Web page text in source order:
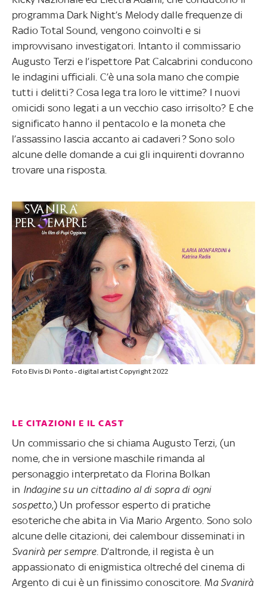
programma Dark Night’s Melody dalle frequenze di
Radio Total Sound, vengono coinvolti e si
improvvisano investigatori. Intanto il commissario
Augusto Terzi e l’ispettore Pat Calcabrini conducono
le indagini ufficiali. C’è una sola mano che compie
tutti i delitti? Cosa lega tra loro le vittime? I nuovi
omicidi sono legati a un vecchio caso irrisolto? E che
significato hanno il pentacolo e la moneta che
l’assassino lascia accanto ai cadaveri? Sono solo
alcune delle domande a cui gli inquirenti dovranno
trovare una risposta.
Foto Elvis Di Ponto - digital artist Copyright 2022
LE CITAZIONI E IL CAST
Un commissario che si chiama Augusto Terzi, (un
nome, che in versione maschile rimanda al
personaggio interpretato da Florina Bolkan
in Indagine su un cittadino al di sopra di ogni
sospetto,) Un professor esperto di pratiche
esoteriche che abita in Via Mario Argento. Sono solo
alcune delle citazioni, dei calembour disseminati in
Svanirà per sempre. D’altronde, il regista è un
appassionato di enigmistica oltreché del cinema di
Argento di cui è un finissimo conoscitore. Ma Svanirà